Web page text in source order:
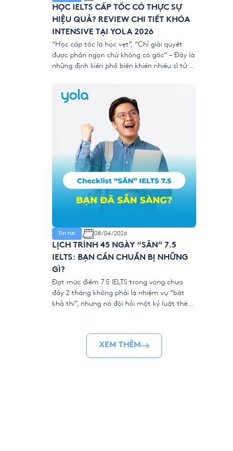
HỌC IELTS CẤP TỐC CÓ THỰC SỰ
HIỆU QUẢ? REVIEW CHI TIẾT KHÓA
INTENSIVE TẠI YOLA 2026
“Học cấp tốc là học vẹt”, “Chỉ giải quyết
được phần ngọn chứ không có gốc” – Đây là
những định kiến phổ biến khiến nhiều sĩ tử e
và du học năm 2026 ngày […]
Tin tức 08/04/2026
LỊCH TRÌNH 45 NGÀY “SĂN” 7.5
IELTS: BẠN CẦN CHUẨN BỊ NHỮNG
GÌ?
Đạt mức điểm 7.5 IELTS trong vòng chưa
đầy 2 tháng không phải là nhiệm vụ “bất
khả thi”, nhưng nó đòi hỏi một kỷ luật thép
YOLA là một cuộc đua marathon rút ngắn.
Để “về đích” […]XEM THÊM